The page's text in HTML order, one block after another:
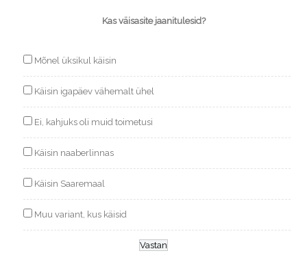
Kas väisasite jaanitulesid?
Mõnel üksikul käisin
Käisin igapäev vähemalt ühel
Ei, kahjuks oli muid toimetusi
Käisin naaberlinnas
Käisin Saaremaal
Muu variant, kus käisid